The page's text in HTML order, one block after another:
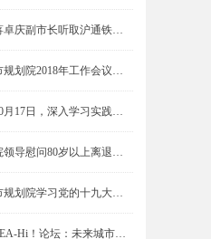
蒋卓庆副市长听取沪通铁路和上海东站规划汇报
市规划院2018年工作会议暨2017年度总结表彰大会召开
10月17日，深入学习实践科学发展观活动动员大会召开
院领导慰问80岁以上离退休职工
市规划院学习党的十九大精神专题培训圆满完成
SEA-Hi！论坛：未来城市的挑战与坚守